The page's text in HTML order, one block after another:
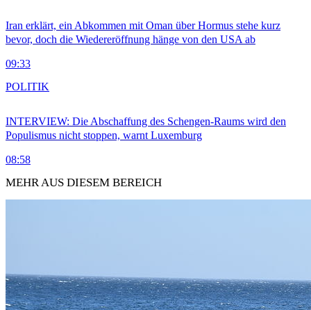
Iran erklärt, ein Abkommen mit Oman über Hormus stehe kurz
bevor, doch die Wiedereröffnung hänge von den USA ab
09:33
INTERVIEW: Die Abschaffung des Schengen-Raums wird den
Populismus nicht stoppen, warnt Luxemburg
08:58
POLITIK
MEHR AUS DIESEM BEREICH